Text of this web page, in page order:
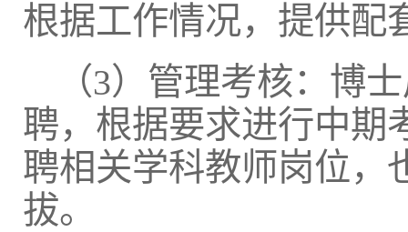
根据工作情况，提供配
（3）管理考核：博
聘，根据要求进行中期
聘相关学科教师岗位，
拔。